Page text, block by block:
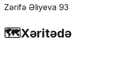
Zərifə Əliyeva 93
🗺️Xəritədə